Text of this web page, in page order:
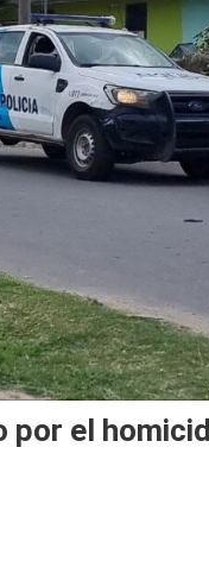
por el